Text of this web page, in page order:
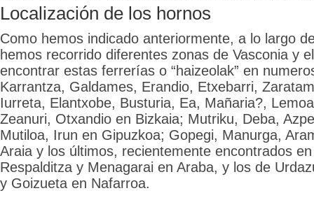
Localización de los hornos
Como hemos indicado anteriormente, a lo largo
hemos recorrido diferentes zonas de Vasconia y
encontrar estas ferrerías o “haizeolak” en
Karrantza, Galdames, Erandio, Etxebarri,
Iurreta, Elantxobe, Busturia, Ea, Mañaria?,
Zeanuri, Otxandio en Bizkaia; Mutriku, Deba,
Mutiloa, Irun en Gipuzkoa; Gopegi, Manurga,
Araia y los últimos, recientemente encontrados
Respalditza y Menagarai en Araba, y los de
y Goizueta en Nafarroa.